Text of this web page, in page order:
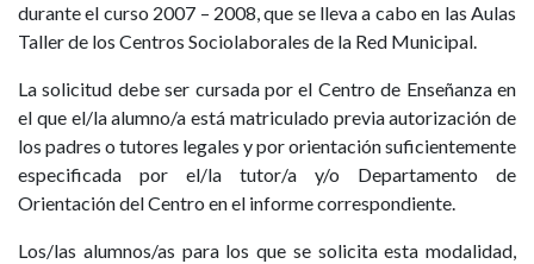
durante el curso 2007 – 2008, que se lleva a cabo en las Aulas
Taller de los Centros Sociolaborales de la Red Municipal.
La solicitud debe ser cursada por el Centro de Enseñanza en
el que el/la alumno/a está matriculado previa autorización de
los padres o tutores legales y por orientación suficientemente
especificada por el/la tutor/a y/o Departamento de
Orientación del Centro en el informe correspondiente.
Los/las alumnos/as para los que se solicita esta modalidad,